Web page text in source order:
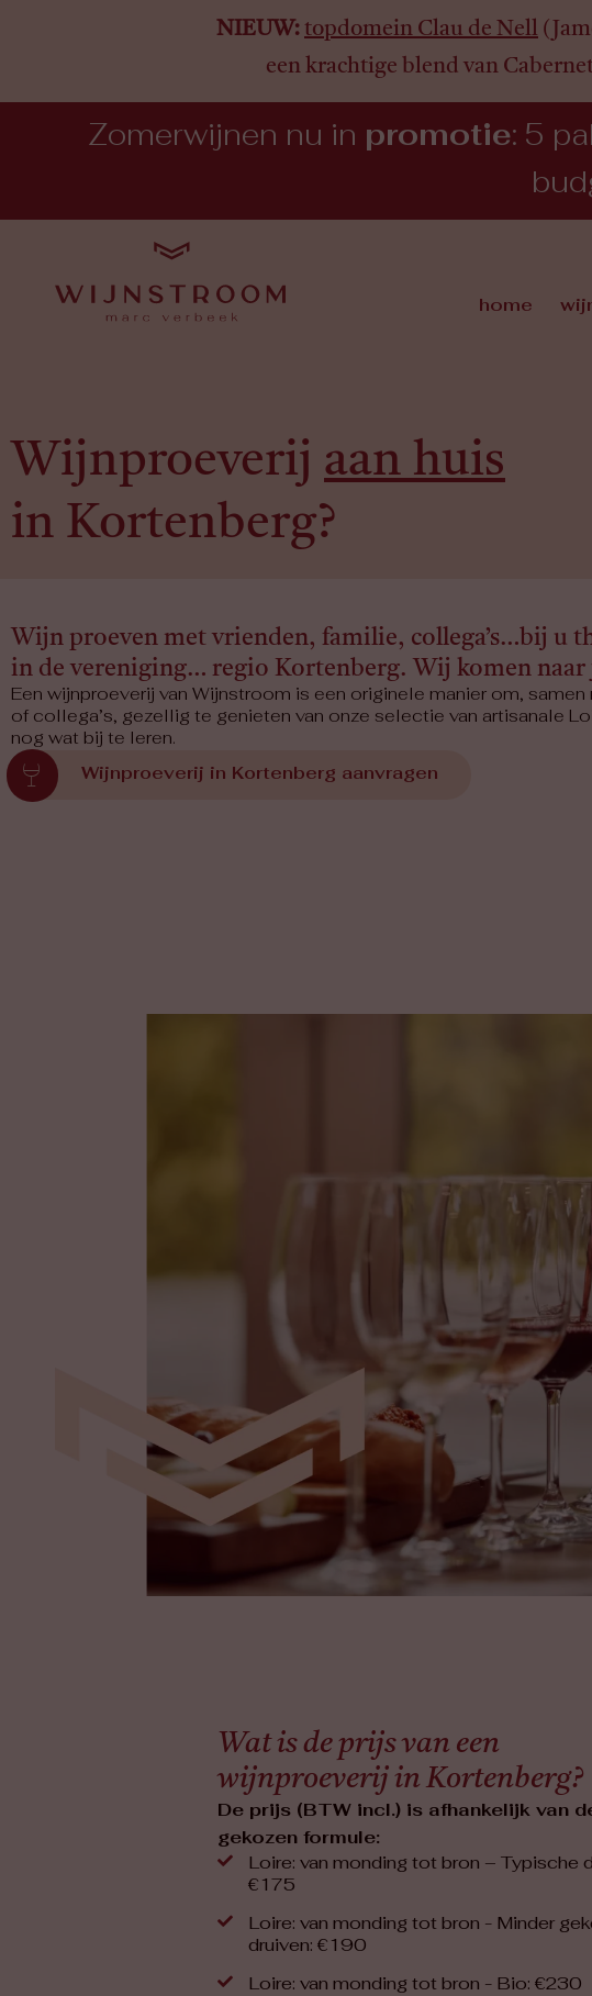
NIEUW: topdomein Clau de Nell
een krachtige blend van
Zomerwijnen nu in promotie: 5
home
Wijnproeverij aan huis
in Kortenberg?
Wijn proeven met vrienden, familie, collega’s…bij u
in de vereniging… regio Kortenberg. Wij komen naar
Een wijnproeverij van Wijnstroom is een originele manier om, samen
of collega’s, gezellig te genieten van onze selectie van artisanale
nog wat bij te leren.
Wijnproeverij in Kortenberg aanvragen
Wat is de prijs van een
wijnproeverij in Kortenberg?
De prijs (BTW incl.) is afhankelijk van
gekozen formule:
Loire: van monding tot bron – Typische
€175
Loire: van monding tot bron - Minder
druiven: €190
Loire: van monding tot bron - Bio: €230